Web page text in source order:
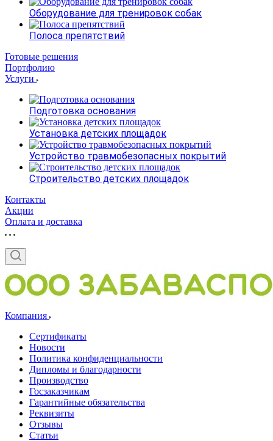
Оборудование для тренировок собак
Полоса препятствий
Готовые решения
Портфолию
Услуги
Подготовка основания
Установка детских площадок
Устройство травмобезопасных покрытий
Строительство детских площадок
Контакты
Акции
Оплата и доставка
Компания
Сертификаты
Новости
Политика конфиденциальности
Дипломы и благодарности
Производство
Госзаказчикам
Гарантийные обязательства
Реквизиты
Отзывы
Статьи